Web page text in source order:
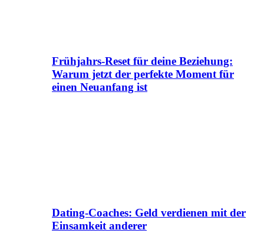
Frühjahrs-Reset für deine Beziehung:
Warum jetzt der perfekte Moment für
einen Neuanfang ist
Dating-Coaches: Geld verdienen mit der
Einsamkeit anderer